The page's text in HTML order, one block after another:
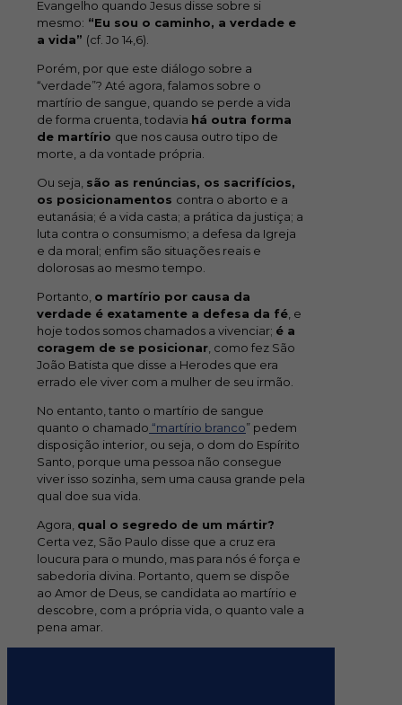
Evangelho quando Jesus disse sobre si
mesmo: “Eu sou o caminho, a verdade e
a vida” (cf. Jo 14,6).
Porém, por que este diálogo sobre a
“verdade”? Até agora, falamos sobre o
martírio de sangue, quando se perde a vida
de forma cruenta, todavia há outra forma
de martírio que nos causa outro tipo de
morte, a da vontade própria.
Ou seja, são as renúncias, os sacrifícios,
os posicionamentos contra o aborto e a
eutanásia; é a vida casta; a prática da justiça; a
luta contra o consumismo; a defesa da Igreja
e da moral; enfim são situações reais e
dolorosas ao mesmo tempo.
Portanto, o martírio por causa da
verdade é exatamente a defesa da fé, e
hoje todos somos chamados a vivenciar; é a
coragem de se posicionar, como fez São
João Batista que disse a Herodes que era
errado ele viver com a mulher de seu irmão.
No entanto, tanto o martírio de sangue
quanto o chamado “martírio branco” pedem
disposição interior, ou seja, o dom do Espírito
Santo, porque uma pessoa não consegue
viver isso sozinha, sem uma causa grande pela
qual doe sua vida.
Agora, qual o segredo de um mártir?
Certa vez, São Paulo disse que a cruz era
loucura para o mundo, mas para nós é força e
sabedoria divina. Portanto, quem se dispõe
ao Amor de Deus, se candidata ao martírio e
descobre, com a própria vida, o quanto vale a
pena amar.